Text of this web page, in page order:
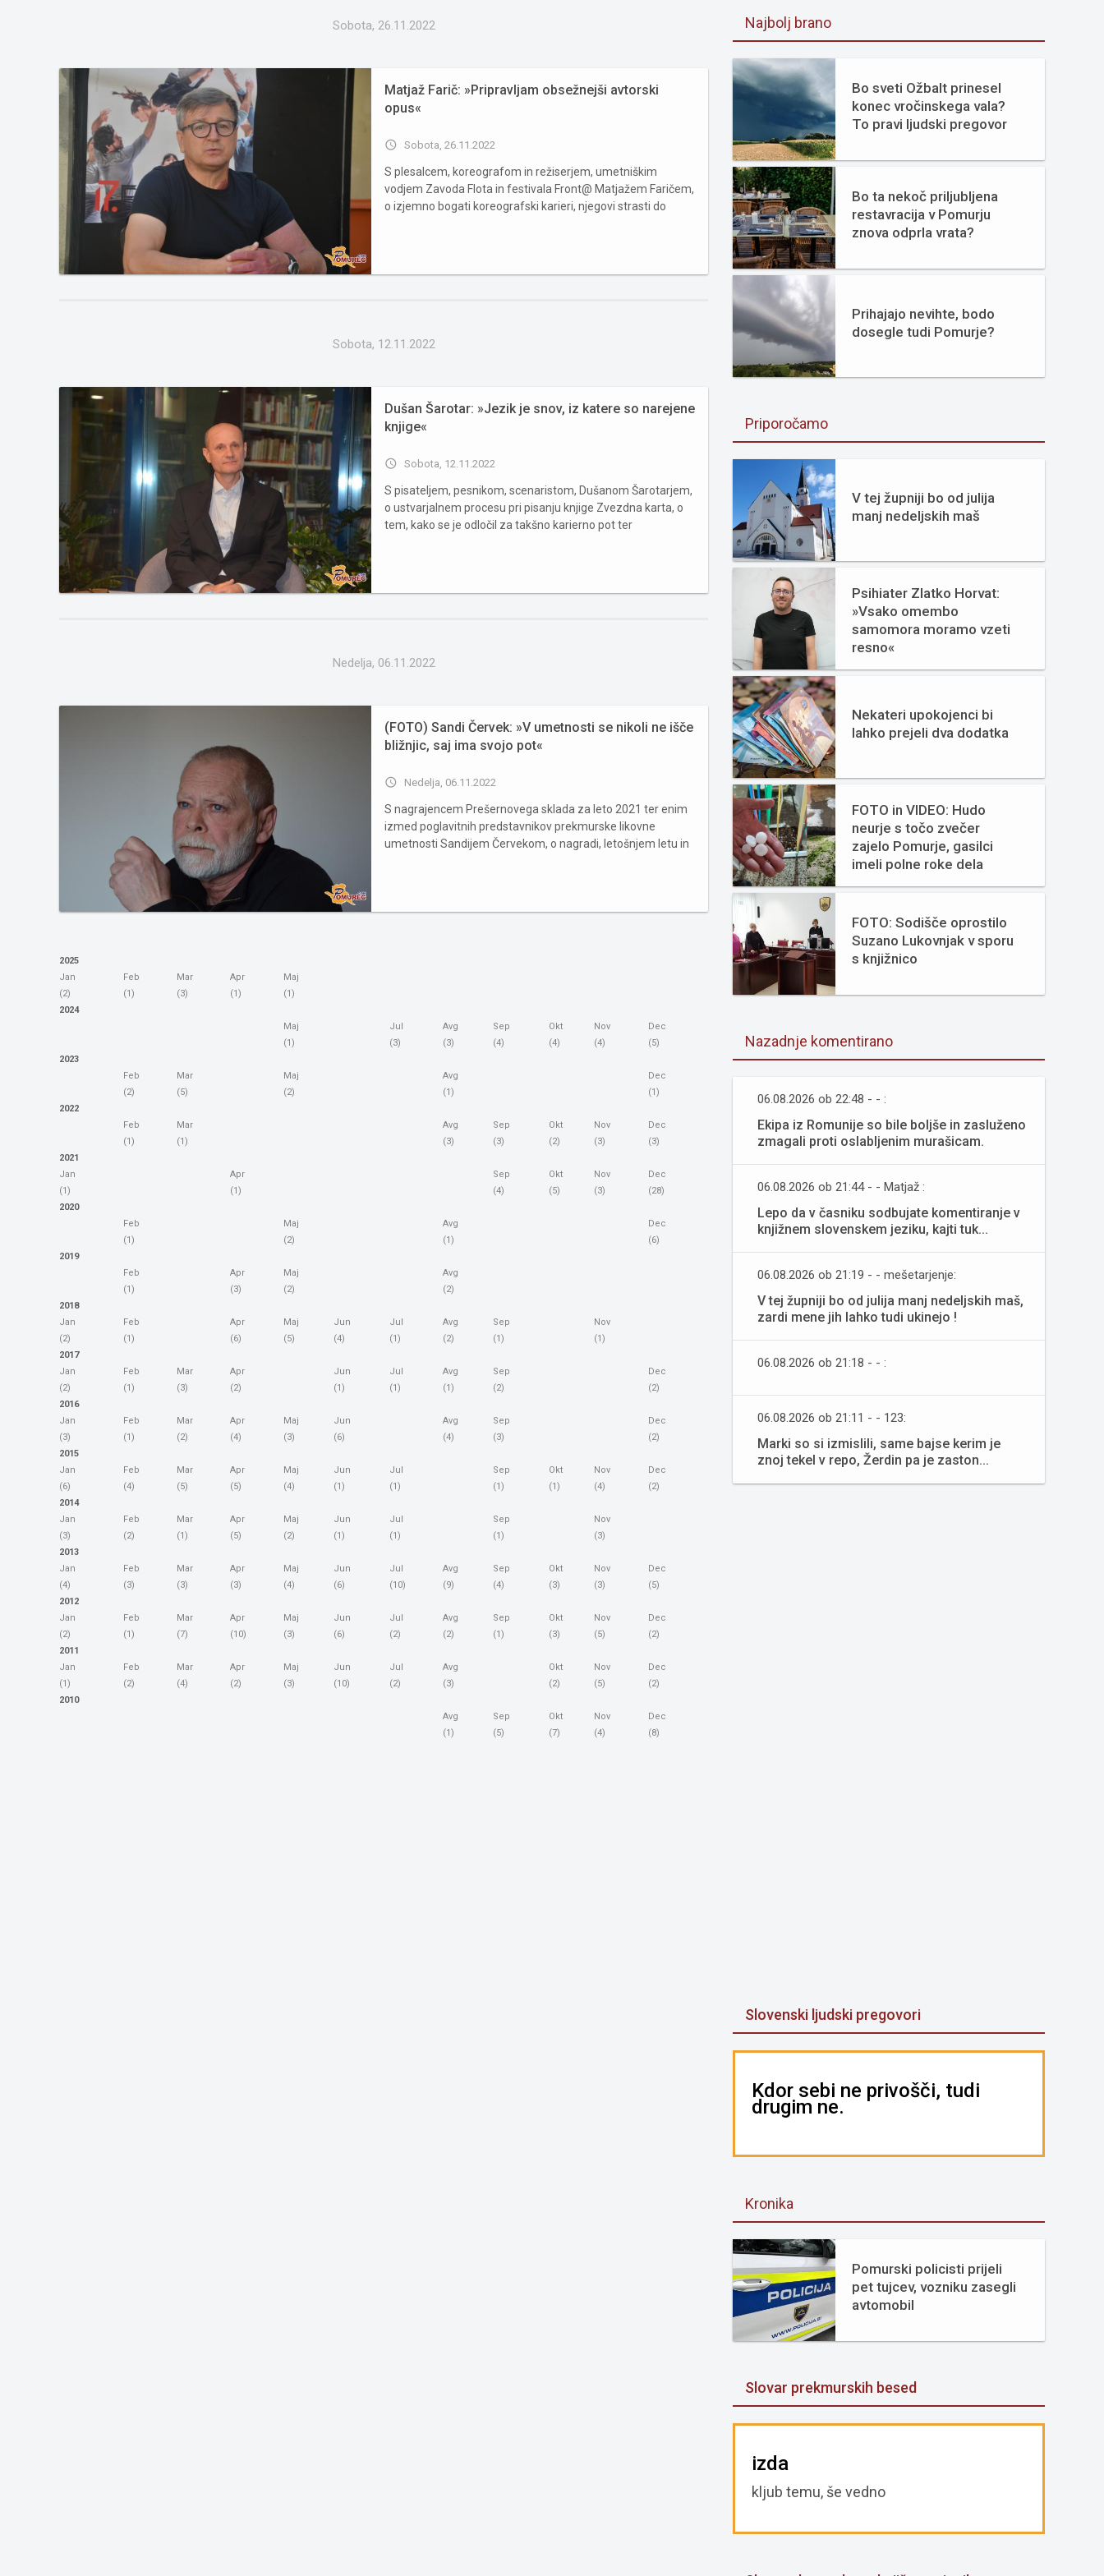
Sobota, 26.11.2022
Matjaž Farič: »Pripravljam obsežnejši avtorski
opus«
access_time Sobota, 26.11.2022
S plesalcem, koreografom in režiserjem, umetniškim
vodjem Zavoda Flota in festivala Front@ Matjažem Faričem,
o izjemno bogati koreografski karieri, njegovi strasti do
Sobota, 12.11.2022
Dušan Šarotar: »Jezik je snov, iz katere so narejene
knjige«
access_time Sobota, 12.11.2022
S pisateljem, pesnikom, scenaristom, Dušanom Šarotarjem,
o ustvarjalnem procesu pri pisanju knjige Zvezdna karta, o
tem, kako se je odločil za takšno karierno pot ter
Nedelja, 06.11.2022
(FOTO) Sandi Červek: »V umetnosti se nikoli ne išče
bližnjic, saj ima svojo pot«
access_time Nedelja, 06.11.2022
S nagrajencem Prešernovega sklada za leto 2021 ter enim
izmed poglavitnih predstavnikov prekmurske likovne
umetnosti Sandijem Červekom, o nagradi, letošnjem letu in
2025
Jan
(2)
Feb
(1)
Mar
(3)
Apr
(1)
Maj
(1)
2024
Maj
(1)
Jul
(3)
Avg
(3)
Sep
(4)
Okt
(4)
Nov
(4)
Dec
(5)
2023
Feb
(2)
Mar
(5)
Maj
(2)
Avg
(1)
Dec
(1)
2022
Feb
(1)
Mar
(1)
Avg
(3)
Sep
(3)
Okt
(2)
Nov
(3)
Dec
(3)
2021
Jan
(1)
Apr
(1)
Sep
(4)
Okt
(5)
Nov
(3)
Dec
(28)
2020
Feb
(1)
Maj
(2)
Avg
(1)
Dec
(6)
2019
Feb
(1)
Apr
(3)
Maj
(2)
Avg
(2)
2018
Jan
(2)
Feb
(1)
Apr
(6)
Maj
(5)
Jun
(4)
Jul
(1)
Avg
(2)
Sep
(1)
Nov
(1)
2017
Jan
(2)
Feb
(1)
Mar
(3)
Apr
(2)
Jun
(1)
Jul
(1)
Avg
(1)
Sep
(2)
Dec
(2)
2016
Jan
(3)
Feb
(1)
Mar
(2)
Apr
(4)
Maj
(3)
Jun
(6)
Avg
(4)
Sep
(3)
Dec
(2)
2015
Jan
(6)
Feb
(4)
Mar
(5)
Apr
(5)
Maj
(4)
Jun
(1)
Jul
(1)
Sep
(1)
Okt
(1)
Nov
(4)
Dec
(2)
2014
Jan
(3)
Feb
(2)
Mar
(1)
Apr
(5)
Maj
(2)
Jun
(1)
Jul
(1)
Sep
(1)
Nov
(3)
2013
Jan
(4)
Feb
(3)
Mar
(3)
Apr
(3)
Maj
(4)
Jun
(6)
Jul
(10)
Avg
(9)
Sep
(4)
Okt
(3)
Nov
(3)
Dec
(5)
2012
Jan
(2)
Feb
(1)
Mar
(7)
Apr
(10)
Maj
(3)
Jun
(6)
Jul
(2)
Avg
(2)
Sep
(1)
Okt
(3)
Nov
(5)
Dec
(2)
2011
Jan
(1)
Feb
(2)
Mar
(4)
Apr
(2)
Maj
(3)
Jun
(10)
Jul
(2)
Avg
(3)
Okt
(2)
Nov
(5)
Dec
(2)
2010
Avg
(1)
Sep
(5)
Okt
(7)
Nov
(4)
Dec
(8)
Najbolj brano
Bo sveti Ožbalt prinesel
konec vročinskega vala?
To pravi ljudski pregovor
Bo ta nekoč priljubljena
restavracija v Pomurju
znova odprla vrata?
Prihajajo nevihte, bodo
dosegle tudi Pomurje?
Priporočamo
V tej župniji bo od julija
manj nedeljskih maš
Psihiater Zlatko Horvat:
»Vsako omembo
samomora moramo vzeti
resno«
Nekateri upokojenci bi
lahko prejeli dva dodatka
FOTO in VIDEO: Hudo
neurje s točo zvečer
zajelo Pomurje, gasilci
imeli polne roke dela
FOTO: Sodišče oprostilo
Suzano Lukovnjak v sporu
s knjižnico
Nazadnje komentirano
06.08.2026 ob 22:48 - - :
Ekipa iz Romunije so bile boljše in zasluženo
zmagali proti oslabljenim murašicam.
06.08.2026 ob 21:44 - - Matjaž :
Lepo da v časniku sodbujate komentiranje v
knjižnem slovenskem jeziku, kajti tuk...
06.08.2026 ob 21:19 - - mešetarjenje:
V tej župniji bo od julija manj nedeljskih maš,
zardi mene jih lahko tudi ukinejo !
06.08.2026 ob 21:18 - - :
06.08.2026 ob 21:11 - - 123:
Marki so si izmislili, same bajse kerim je
znoj tekel v repo, Žerdin pa je zaston...
Slovenski ljudski pregovori
Kdor sebi ne privošči, tudi
drugim ne.
Kronika
Pomurski policisti prijeli
pet tujcev, vozniku zasegli
avtomobil
Slovar prekmurskih besed
izda
kljub temu, še vedno